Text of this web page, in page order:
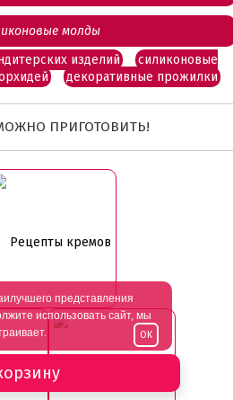
молды
изделий
силиконовые
декоративные прожилки
ПРИГОТОВИТЬ!
Рецепты кремов
представления
использовать сайт, мы
OK